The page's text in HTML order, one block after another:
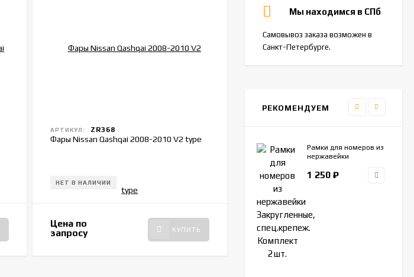
АРТИКУЛ: ZR368
Фары Nissan Qashqai 2008-2010 V2 type
НЕТ В НАЛИЧИИ
Цена по
запросу
КУПИТЬ
2007-2013 AEngineering 2шт.
НЕТ В НАЛИЧИИ
3 500₽
Мы находимся в СПб
Самовывоз заказа возможен в
Санкт-Петербурге.
РЕКОМЕНДУЕМ
Рамки для номеров из
нержавейки
спец.крепеж. Комплект
1 250 ₽